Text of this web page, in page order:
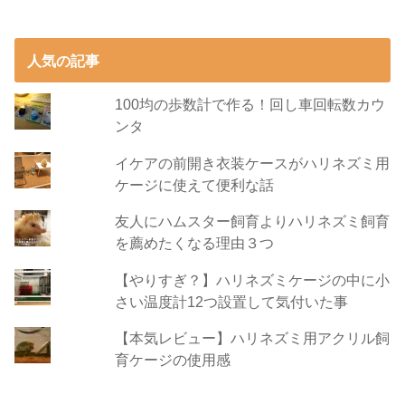
人気の記事
100均の歩数計で作る！回し車回転数カウ
ンタ
イケアの前開き衣装ケースがハリネズミ用
ケージに使えて便利な話
友人にハムスター飼育よりハリネズミ飼育
を薦めたくなる理由３つ
【やりすぎ？】ハリネズミケージの中に小
さい温度計12つ設置して気付いた事
【本気レビュー】ハリネズミ用アクリル飼
育ケージの使用感